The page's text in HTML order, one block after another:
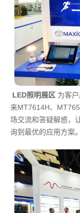
LED照明展区 为客
来MT7614H、
场交流和答疑解惑，
询到最优的应用方案。